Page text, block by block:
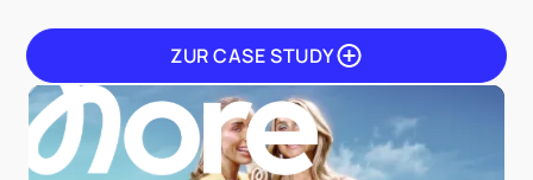
ZUR CASE STUDY